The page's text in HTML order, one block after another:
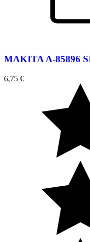
MAKITA A-85896
6,75 €